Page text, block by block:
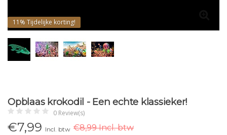
11% Tijdelijke korting!
Opblaas krokodil - Een echte klassieker!
0 Review(s)
€7,99 Incl. btw €8,99 Incl. btw